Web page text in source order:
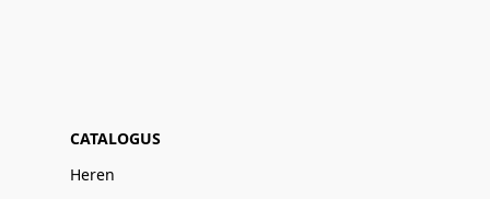
CATALOGUS
Heren